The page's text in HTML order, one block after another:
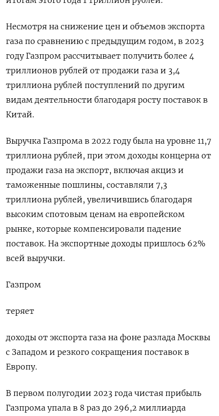
Несмотря на снижение цен и объемов экспорта
газа по сравнению с предыдущим годом, в 2023
году Газпром рассчитывает получить более 4
триллионов рублей от продажи газа и 3,4
триллиона рублей поступлений по другим
видам деятельности благодаря росту поставок в
Китай.
Выручка Газпрома в 2022 году была на уровне 11,7
триллиона рублей, при этом доходы концерна от
продажи газа на экспорт, включая акциз и
таможенные пошлины, составляли 7,3
триллиона рублей, увеличившись благодаря
высоким спотовым ценам на европейском
рынке, которые компенсировали падение
поставок. На экспортные доходы пришлось 62%
всей выручки.
Газпром
теряет
доходы от экспорта газа на фоне разлада Москвы
с Западом и резкого сокращения поставок в
Европу.
В первом полугодии 2023 года чистая прибыль
Газпрома упала в 8 раз до 296,2 миллиарда